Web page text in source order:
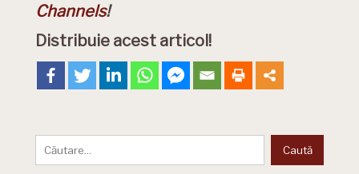
Channels!
Distribuie acest articol!